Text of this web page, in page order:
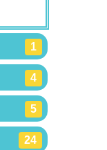
1
4
5
24